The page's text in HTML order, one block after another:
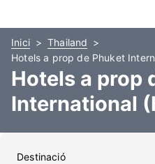
Inici
Thailand
Hotels a prop de Phuket
Hotels a prop
International
Destinació